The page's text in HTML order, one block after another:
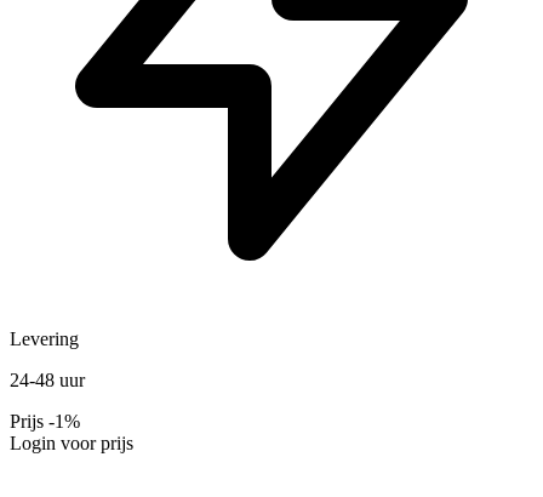
Levering
24-48 uur
Prijs -1%
Login voor prijs